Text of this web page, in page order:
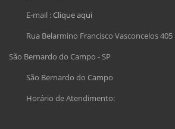
E-mail :Clique aqui
Rua Belarmino Francisco Vasconcelos 405
São Bernardo do Campo - SP
São Bernardo do Campo
Horário de Atendimento: